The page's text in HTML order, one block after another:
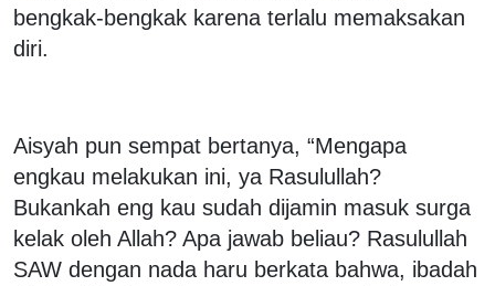
bengkak-bengkak karena terlalu memaksakan
diri.
Aisyah pun sempat bertanya, “Mengapa
engkau melakukan ini, ya Rasulullah?
Bukankah eng kau sudah dijamin masuk surga
kelak oleh Allah? Apa jawab beliau? Rasulullah
SAW dengan nada haru berkata bahwa, ibadah